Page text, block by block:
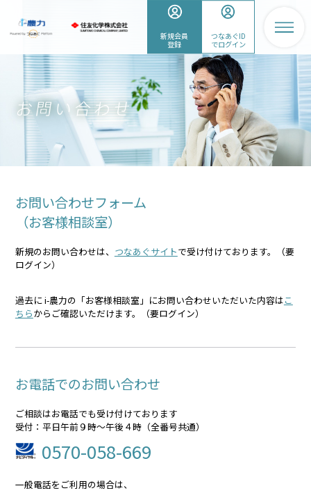
新規会員
登録
つなあぐID
でログイン
お問い合わせフォーム
（お客様相談室）
新規のお問い合わせは、 つなあぐサイトで受け付けております。（要
ログイン）
過去に i-農力の「お客様相談室」にお問い合わせいただいた内容はこ
ちらからご確認いただけます。（要ログイン）
お電話でのお問い合わせ
ご相談はお電話でも受け付けております
受付：平日午前９時～午後４時（全番号共通）
0570-058-669
一般電話をご利用の場合は、